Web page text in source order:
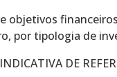
objetivos
por tipologia de
DE